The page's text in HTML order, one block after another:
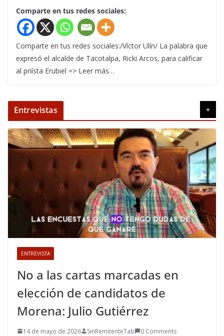
Comparte en tus redes sociales:
Comparte en tus redes sociales:/Víctor Ulín/ La palabra que
expresó el alcalde de Tacotalpa, Ricki Arcos, para calificar
al priísta Erubiel => Leer más…
Entrevistas +
ENTREVISTA
No a las cartas marcadas en
elección de candidatos de
Morena: Julio Gutiérrez
14 de mayo de 2026 SinRemitenteTab 0 Comments